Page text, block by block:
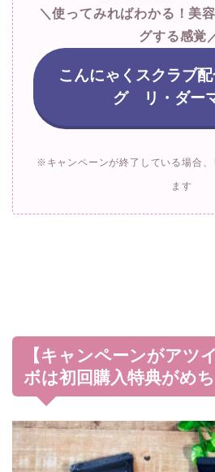
＼使ってみればわかる！美
グする感覚
こんにゃくスクラブ
グ リ・ダー
※キャンペーンが終了している場合、
ます
【キャンペーンがアツ
ボは初回購入特典がめ